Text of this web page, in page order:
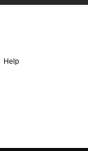
Help